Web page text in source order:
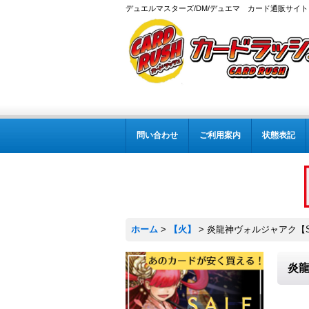
デュエルマスターズ/DM/デュエマ カード通販サイト
問い合わせ ご利用案内 状態表記
ホーム > 【火】 > 炎龍神ヴォルジャアク
炎